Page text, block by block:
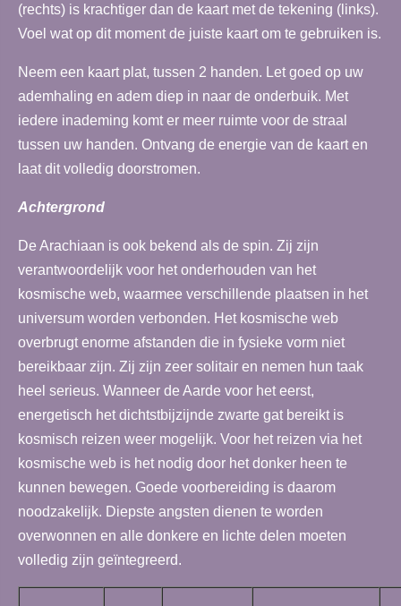
(rechts) is krachtiger dan de kaart met de tekening (links).
Voel wat op dit moment de juiste kaart om te gebruiken is.
Neem een kaart plat, tussen 2 handen. Let goed op uw
ademhaling en adem diep in naar de onderbuik. Met
iedere inademing komt er meer ruimte voor de straal
tussen uw handen. Ontvang de energie van de kaart en
laat dit volledig doorstromen.
Achtergrond
De Arachiaan is ook bekend als de spin. Zij zijn
verantwoordelijk voor het onderhouden van het
kosmische web, waarmee verschillende plaatsen in het
universum worden verbonden. Het kosmische web
overbrugt enorme afstanden die in fysieke vorm niet
bereikbaar zijn. Zij zijn zeer solitair en nemen hun taak
heel serieus. Wanneer de Aarde voor het eerst,
energetisch het dichtstbijzijnde zwarte gat bereikt is
kosmisch reizen weer mogelijk. Voor het reizen via het
kosmische web is het nodig door het donker heen te
kunnen bewegen. Goede voorbereiding is daarom
noodzakelijk. Diepste angsten dienen te worden
overwonnen en alle donkere en lichte delen moeten
volledig zijn geïntegreerd.